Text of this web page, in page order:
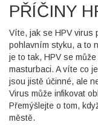
PŘÍČINY
Víte, jak se HPV virus
pohlavním styku, a to
je to tak, HPV se
masturbaci. A víte co
jsou jistě účinné, ale
Virus může infikovat
Přemýšlejte o tom,
městě.